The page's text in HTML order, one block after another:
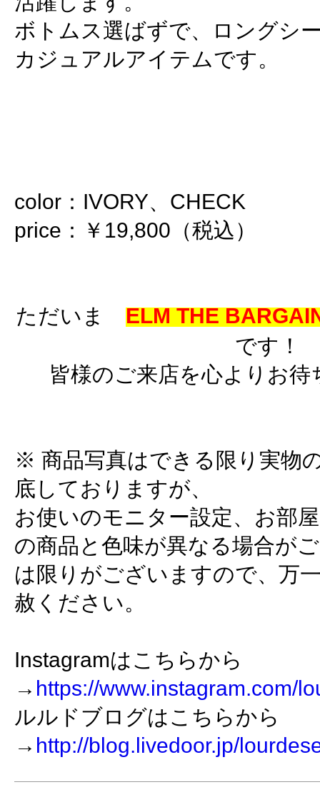
ボトムス選ばずで、ロングシ
カジュアルアイテムです。
color：IVORY、CHECK
price：￥19,800（税込）
ただいま ELM THE
です！
皆様のご来店を心よりお
※ 商品写真はできる限り実物
底しておりますが、
お使いのモニター設定、お部
の商品と色味が異なる場合が
は限りがございますので、万
赦ください。
Instagramはこちらから
→ https://www.instagram.com/
ルルドブログはこちらから
→ http://blog.livedoor.jp/